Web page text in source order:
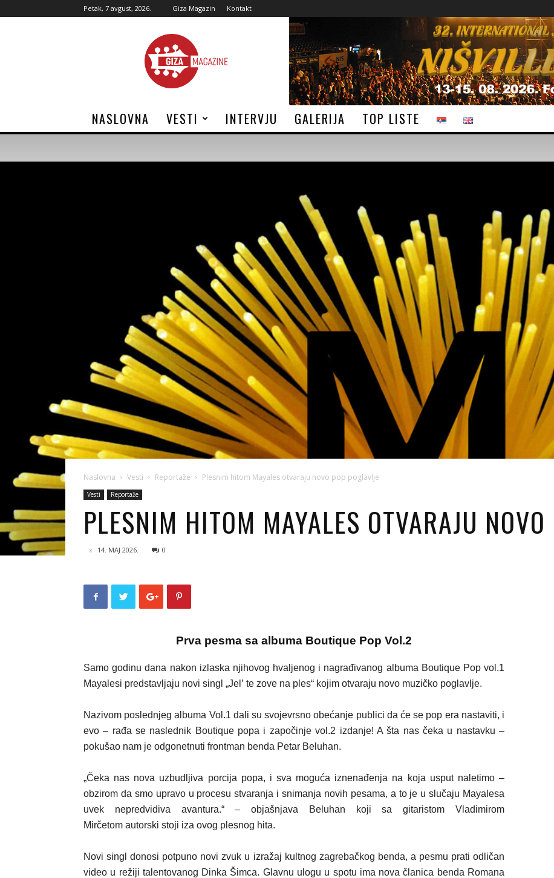
Petak, 7 avgust, 2026. Giza Magazin Kontakt
Magazine
NASLOVNA VESTI INTERVJU GALERIJA TOP LISTE
Naslovna Vesti Reportaže Plesnim hitom Mayales otvaraju novo pop poglavlje
Vesti Reportaže
PLESNIM HITOM MAYALES OTVARAJU NOVO
14. MAJ 2026. 0
Prva pesma sa albuma Boutique Pop Vol.2
Samo godinu dana nakon izlaska njihovog hvaljenog i nagrađivanog albuma Boutique Pop vol.1
Mayalesi predstavljaju novi singl „Jel’ te zove na ples“ kojim otvaraju novo muzičko poglavlje.
Nazivom poslednjeg albuma Vol.1 dali su svojevrsno obećanje publici da će se pop era nastaviti, i
evo – rađa se naslednik Boutique popa i započinje vol.2 izdanje! A šta nas čeka u nastavku –
pokušao nam je odgonetnuti frontman benda Petar Beluhan.
„Čeka nas nova uzbudljiva porcija popa, i sva moguća iznenađenja na koja usputnaletimo –
obzirom da smo upravo u procesu stvaranja i snimanja novih pesama, a to je u slučaju Mayalesa
uvek nepredvidiva avantura.“ – objašnjava Beluhan koji sa gitaristom Vladimirom
Mirčetom autorski stoji iza ovog plesnog hita.
Novi singl donosi potpuno novi zvuk u izražaj kultnog zagrebačkog benda, a pesmu prati odličan
video u režiji talentovanog Dinka Šimca. Glavnu ulogu u spotu ima nova članica benda Romana